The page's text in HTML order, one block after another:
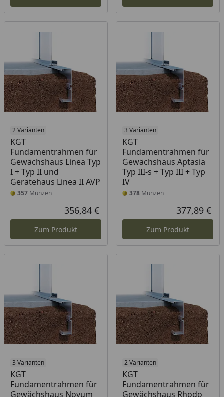
2 Varianten
KGT
Fundamentrahmen für
Gewächshaus Linea Typ
I + Typ II und
Gerätehaus Linea II AVP
357 Münzen
Aktueller Preis
356,84 €
Zum Produkt
3 Varianten
KGT
Fundamentrahmen für
Gewächshaus Aptasia
Typ III-s + Typ III + Typ
IV
378Münzen
377,89 €
Zum Produkt
3 Varianten
KGT
Fundamentrahmen für
Gewächshaus Novum
2 Varianten
KGT
Fundamentrahmen für
Gewächshaus Rhodo